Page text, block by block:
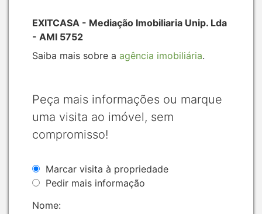
EXITCASA - Mediação Imobiliaria Unip. Lda
- AMI 5752
Saiba mais sobre a agência imobiliária.
Peça mais informações ou marque
uma visita ao imóvel, sem
compromisso!
Marcar visita à propriedade
Pedir mais informação
Nome: